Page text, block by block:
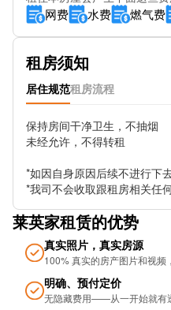
SUBWAY
Metro-Corporation Street
伯明翰新街
Metro Grand Central
Brindleyplace
Cross Country Trains
Alexandra Theatre Stop Sf1
Steelhouse Lane (Stop Sh8)
网费 水费 燃气费
租房须知
居住规范租房流程
保持房间干净卫生，不抽烟
未经允许，不得转租
*如因自身原因后续不进行下
*我司不会收取跟租房相关任
莱英家租赁的优势
真实照片，真实房源
100% 真实的房产图片和视频
明确、预付定价
无隐藏费用——从一开始就有